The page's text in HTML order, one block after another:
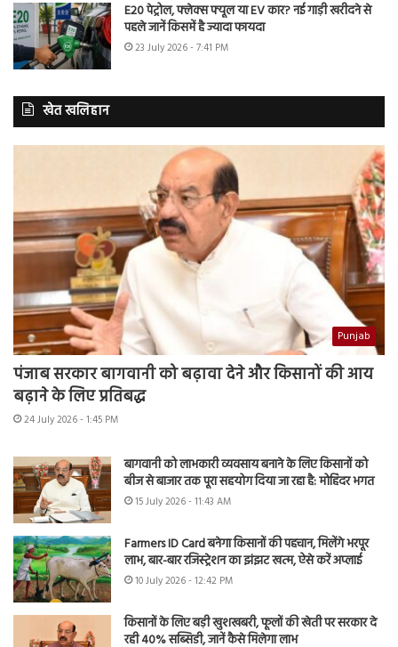
E20 पेट्रोल, फ्लेक्स फ्यूल या EV कार? नई गाड़ी खरीदने से
पहले जानें किसमें है ज्यादा फायदा
23 July 2026 - 7:41 PM
खेत खलिहान
Punjab
पंजाब सरकार बागवानी को बढ़ावा देने और किसानों की आय
बढ़ाने के लिए प्रतिबद्ध
24 July 2026 - 1:45 PM
बागवानी को लाभकारी व्यवसाय बनाने के लिए किसानों को
बीज से बाजार तक पूरा सहयोग दिया जा रहा है: मोहिंदर भगत
15 July 2026 - 11:43 AM
Farmers ID Card बनेगा किसानों की पहचान, मिलेंगे भरपूर
लाभ, बार-बार रजिस्ट्रेशन का झंझट खत्म, ऐसे करें अप्लाई
10 July 2026 - 12:42 PM
किसानों के लिए बड़ी खुशखबरी, फूलों की खेती पर सरकार दे
रही 40% सब्सिडी, जानें कैसे मिलेगा लाभ